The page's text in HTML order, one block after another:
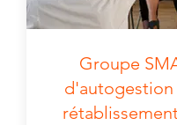
Groupe
d'autogestion